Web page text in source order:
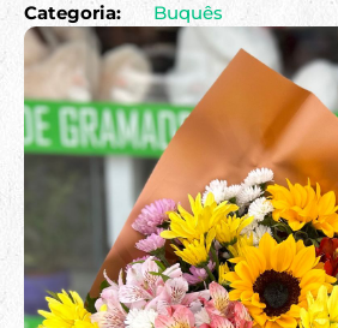
Categoria:
Buquês